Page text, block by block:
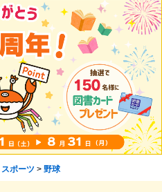
スポーツ> 野球